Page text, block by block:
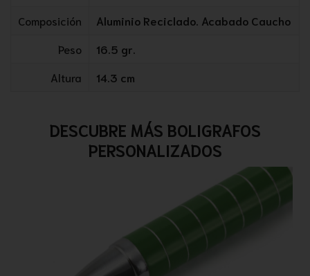
Composición
Aluminio Reciclado. Acabado Caucho
Peso
16.5 gr.
Altura
14.3 cm
DESCUBRE MÁS BOLIGRAFOS
PERSONALIZADOS